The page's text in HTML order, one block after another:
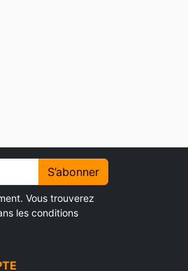
S’abonner
Vous trouverez
les conditions